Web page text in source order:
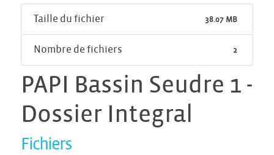
Taille du fichier 38.07 MB
Nombre de fichiers 2
PAPI Bassin Seudre 1 -
Dossier Integral
Fichiers